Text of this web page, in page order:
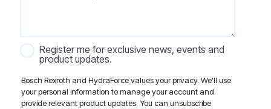
Register me for exclusive news, events and
product updates.
Bosch Rexroth and HydraForce values your privacy. We'll use
your personal information to manage your account and
provide relevant product updates. You can unsubscribe